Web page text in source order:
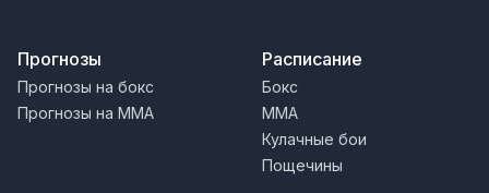
Прогнозы
Прогнозы на бокс
Прогнозы на MMA
Расписание
Бокс
MMA
Кулачные бои
Пощечины